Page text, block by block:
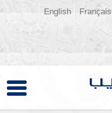
Français
English